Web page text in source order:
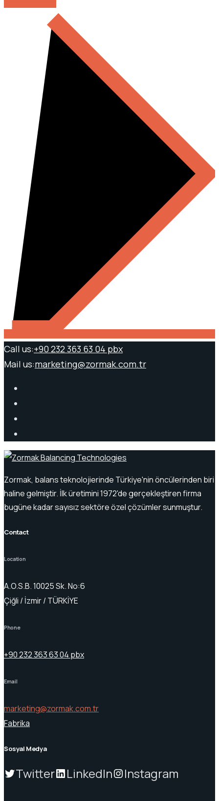
Call us:+90 232 363 63 04 pbx
Mail us:marketing@zormak.com.tr
Zormak, balans teknolojierinde Türkiye'nin öncülerinden biri
haline gelmiştir. İlk üretimini 1972'de gerçekleştiren firma
bugüne kadar sayısız sektöre özel çözümler sunmuştur.
Contact
Location
A.O.S.B. 10025 Sk. No:6
Çiğli / İzmir / TÜRKİYE
Phone
+90 232 363 63 04 pbx
Email
marketing@zormak.com.tr
Fabrika
Sosyal Medya
Twitter LinkedIn Instagram